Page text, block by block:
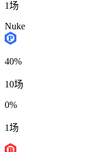
1场
Nuke
40%
10场
0%
1场